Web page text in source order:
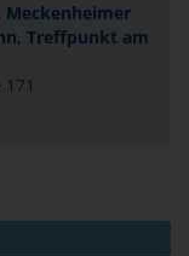
Meckenheimer
Treffpunkt am